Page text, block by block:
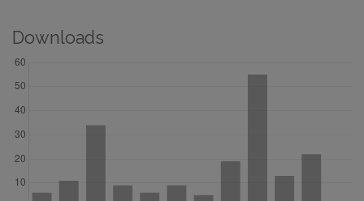
Downloads